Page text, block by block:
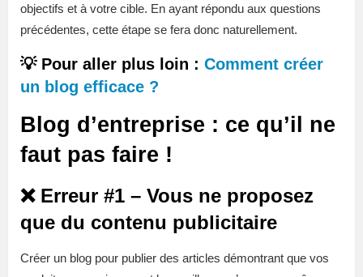
objectifs et à votre cible. En ayant répondu aux questions
précédentes, cette étape se fera donc naturellement.
💡 Pour aller plus loin : Comment créer
un blog efficace ?
Blog d’entreprise : ce qu’il ne
faut pas faire !
❌ Erreur #1 – Vous ne proposez
que du contenu publicitaire
Créer un blog pour publier des articles démontrant que vos